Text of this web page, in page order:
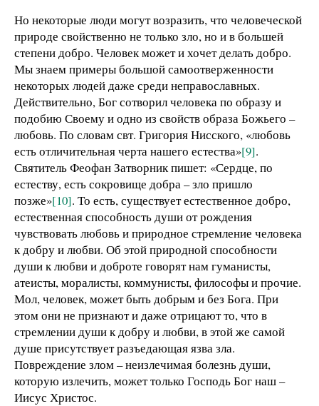
Но некоторые люди могут возразить, что человеческой
природе свойственно не только зло, но и в большей
степени добро. Человек может и хочет делать добро.
Мы знаем примеры большой самоотверженности
некоторых людей даже среди неправославных.
Действительно, Бог сотворил человека по образу и
подобию Своему и одно из свойств образа Божьего –
любовь. По словам свт. Григория Нисского, «любовь
есть отличительная черта нашего естества»[9].
Святитель Феофан Затворник пишет: «Сердце, по
естеству, есть сокровище добра – зло пришло
позже»[10]. То есть, существует естественное добро,
естественная способность души от рождения
чувствовать любовь и природное стремление человека
к добру и любви. Об этой природной способности
души к любви и доброте говорят нам гуманисты,
атеисты, моралисты, коммунисты, философы и прочие.
Мол, человек, может быть добрым и без Бога. При
этом они не признают и даже отрицают то, что в
стремлении души к добру и любви, в этой же самой
душе присутствует разъедающая язва зла.
Повреждение злом – неизлечимая болезнь души,
которую излечить, может только Господь Бог наш –
Иисус Христос.